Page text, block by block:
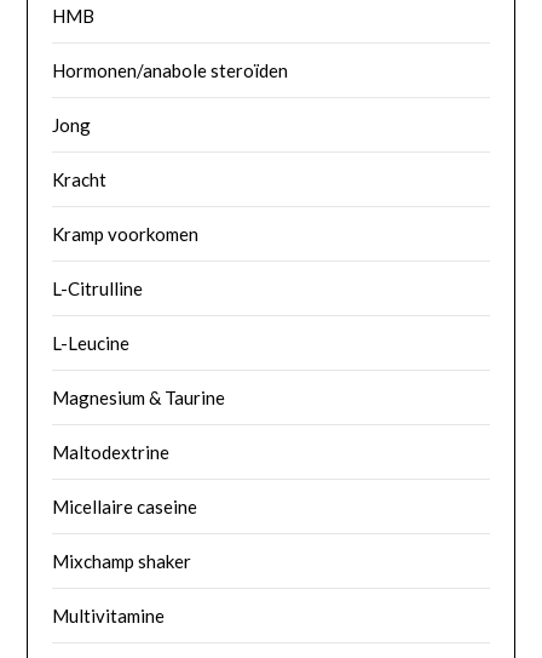
HMB
Hormonen/anabole steroïden
Jong
Kracht
Kramp voorkomen
L-Citrulline
L-Leucine
Magnesium & Taurine
Maltodextrine
Micellaire caseine
Mixchamp shaker
Multivitamine